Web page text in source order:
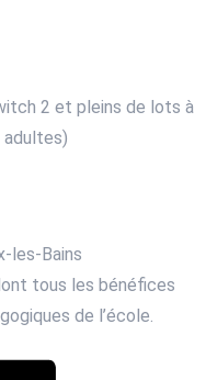
2 et pleins de lots à
les-Bains
tous les bénéfices
de l’école.